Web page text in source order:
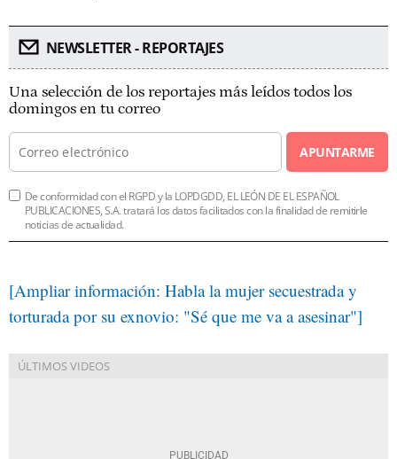
NEWSLETTER - REPORTAJES
Una selección de los reportajes más leídos todos los
domingos en tu correo
APUNTARME
De conformidad con el RGPD y la LOPDGDD, EL LEÓN DE EL ESPAÑOL
PUBLICACIONES, S.A. tratará los datos facilitados con la finalidad de remitirle
noticias de actualidad.
[Ampliar información: Habla la mujer secuestrada y
torturada por su exnovio: "Sé que me va a asesinar"]